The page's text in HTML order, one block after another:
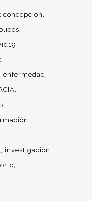
enfermedad
investigación